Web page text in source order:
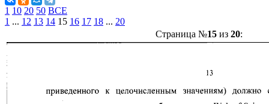
1 10 20 50 ВСЕ
1 ... 12 13 14 15 16 17 18 ... 20
Страница №15из 20: